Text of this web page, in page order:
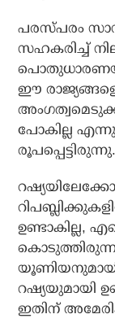
പരസ്പരം
സഹകരിച്ച്
ഈ
പോകില്ല
രൂപപ്പെട്ടിരുന്നു.
ഉണ്ടാകില്ല,
റഷ്യയുമായി
ഇതിന്